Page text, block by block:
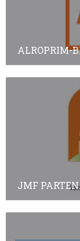
ALROPRIM-
JMF